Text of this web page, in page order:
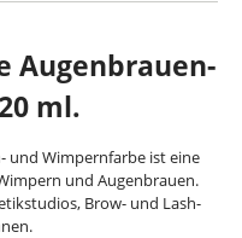
Augenbrauen-
ml.
und Wimpernfarbe ist eine
und Augenbrauen.
Brow- und Lash-